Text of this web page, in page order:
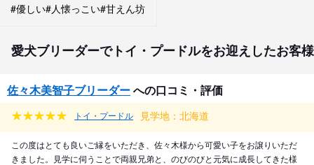
#優しい#人懐っこい#甘えん坊
愛犬ブリーダーでトイ・プードルをお迎えしたお客
佐々木美智子ブリーダーへの口コミ・評価
トイ・プードル 見学地：北海道
この度はとても良いご縁をいただき、佐々木様から可愛い子をお譲りいただ
きました。見学に伺うことで両親兄弟と、のびのびと元気に成長してきた様